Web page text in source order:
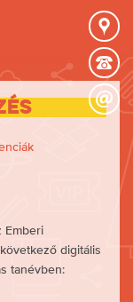
Emberi
digitális
tanévben: